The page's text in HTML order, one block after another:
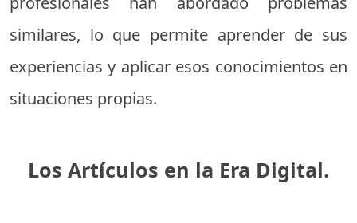
similares, lo que permite aprender de sus
experiencias y aplicar esos conocimientos en
situaciones propias.
Los Artículos en la Era Digital.